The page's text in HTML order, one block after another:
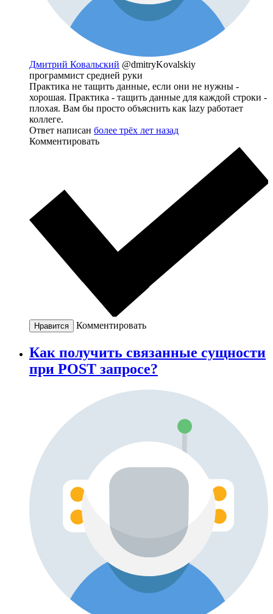
Дмитрий Ковальский @dmitryKovalskiy
программист средней руки
Практика не тащить данные, если они не нужны -
хорошая. Практика - тащить данные для каждой строки -
плохая. Вам бы просто объяснить как lazy работает
коллеге.
Ответ написан более трёх лет назад
Комментировать
Нравится Комментировать
Как получить связанные сущности
при POST запросе?